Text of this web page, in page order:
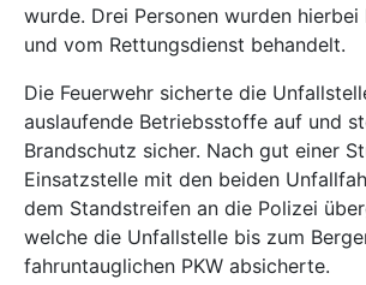
wurde. Drei Personen wurden
und vom Rettungsdienst behandelt.
Die Feuerwehr sicherte die
auslaufende Betriebsstoffe auf und
Brandschutz sicher. Nach gut einer
Einsatzstelle mit den beiden
dem Standstreifen an die Polizei
welche die Unfallstelle bis zum
fahruntauglichen PKW absicherte.